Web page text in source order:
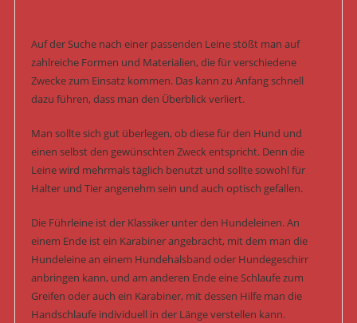
Auf der Suche nach einer passenden Leine stößt man auf
zahlreiche Formen und Materialien, die für verschiedene
Zwecke zum Einsatz kommen. Das kann zu Anfang schnell
dazu führen, dass man den Überblick verliert.
Man sollte sich gut überlegen, ob diese für den Hund und
einen selbst den gewünschten Zweck entspricht. Denn die
Leine wird mehrmals täglich benutzt und sollte sowohl für
Halter und Tier angenehm sein und auch optisch gefallen.
Die Führleine ist der Klassiker unter den Hundeleinen. An
einem Ende ist ein Karabiner angebracht, mit dem man die
Hundeleine an einem Hundehalsband oder Hundegeschirr
anbringen kann, und am anderen Ende eine Schlaufe zum
Greifen oder auch ein Karabiner, mit dessen Hilfe man die
Handschlaufe individuell in der Länge verstellen kann.